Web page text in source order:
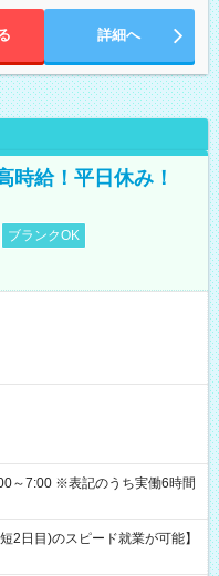
詳細へ
時給！平日休み！
ブランクOK
ち実働6時間
2日目)のスピード就業が可能】